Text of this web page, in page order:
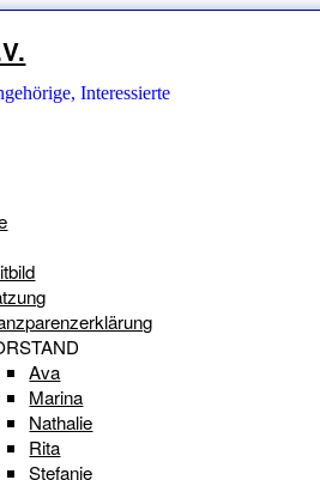
Interessierte
Ava
Marina
Nathalie
Rita
Stefanie